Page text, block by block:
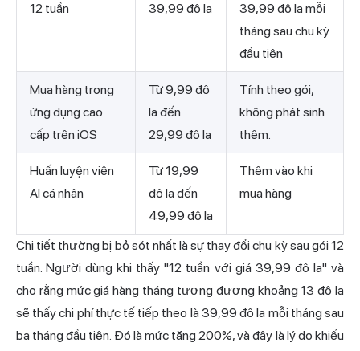
12 tuần 39,99 đô la
39,99 đô la mỗi
tháng sau chu kỳ
đầu tiên
Mua hàng trong
ứng dụng cao
cấp trên iOS
Từ 9,99 đô
la đến
29,99 đô la
Tính theo gói,
không phát sinh
thêm.
Huấn luyện viên
AI cá nhân
Từ 19,99
đô la đến
49,99 đô la
Thêm vào khi
mua hàng
Chi tiết thường bị bỏ sót nhất là sự thay đổi chu kỳ sau gói 12
tuần. Người dùng khi thấy "12 tuần với giá 39,99 đô la" và
cho rằng mức giá hàng tháng tương đương khoảng 13 đô la
sẽ thấy chi phí thực tế tiếp theo là 39,99 đô la mỗi tháng sau
ba tháng đầu tiên. Đó là mức tăng 200%, và đây là lý do khiếu